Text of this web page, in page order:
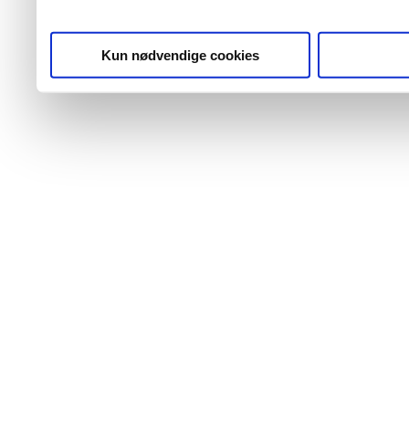
Kun nødvendige cookies